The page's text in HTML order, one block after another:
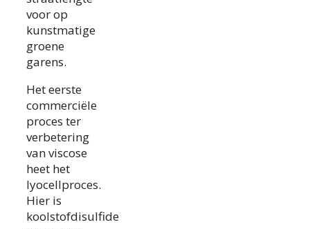
voor op
kunstmatige
groene
garens.
Het eerste
commerciële
proces ter
verbetering
van viscose
heet het
lyocellproces.
Hier is
koolstofdisulfide